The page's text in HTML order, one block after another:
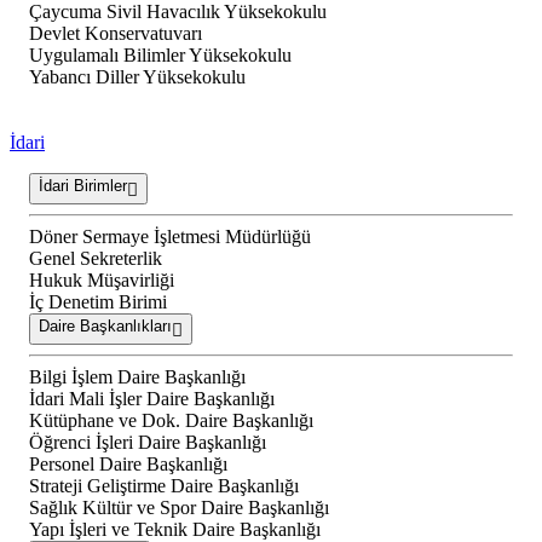
Çaycuma Sivil Havacılık Yüksekokulu
Devlet Konservatuvarı
Uygulamalı Bilimler Yüksekokulu
Yabancı Diller Yüksekokulu
İdari
İdari Birimler
Döner Sermaye İşletmesi Müdürlüğü
Genel Sekreterlik
Hukuk Müşavirliği
İç Denetim Birimi
Daire Başkanlıkları
Bilgi İşlem Daire Başkanlığı
İdari Mali İşler Daire Başkanlığı
Kütüphane ve Dok. Daire Başkanlığı
Öğrenci İşleri Daire Başkanlığı
Personel Daire Başkanlığı
Strateji Geliştirme Daire Başkanlığı
Sağlık Kültür ve Spor Daire Başkanlığı
Yapı İşleri ve Teknik Daire Başkanlığı